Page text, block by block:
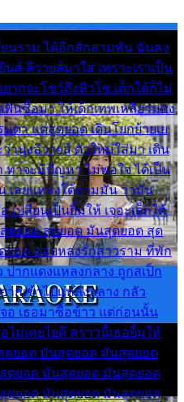
นราม ได้อีกสักสามพัน ฉันคง
ส์ ลีวายส์มาใส่ เพราะเราเป็น
ยากจะโชว์ถึงหิวโซ เด็กใต้ก็ไม่
นซื้อมา ให้เด็กเทพเหลียวมอง
ดา แต่สุดยอด เดินโยกย้ายเย
านุ่งลีวายส์ ตัวใหม่ใส่มา เดิน
ท่าจะมีปัญหา ไม่พอใจ ได้เป็น
เลยแหลงใต้ถามมัน ว่ามัน
ปลี่ยนเป็นยิ้มให้ เจอะเด็กใต้
ดยอด สุดยอด มันสุดยอด สุด
ยอด แอบหลงรักสาวราม ที่พัก
ปากแดงแหลงกลาง ถูกสเป็ก
ากเข้าไปแหลงกลาง กลัว
อ เธอมาซื้อข้าว แต่ก่อนนั้น
ไม่เคยไยดี คราวนี้เธอยิ้มให้
ดยอด มันสุดยอด มันสุดยอด
ดยอด มันสุดยอด มันสุดยอด
ดยอด มันสุดยอด มันสุดยอด